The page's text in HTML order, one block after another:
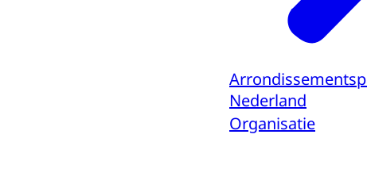
Nederland
Organisatie